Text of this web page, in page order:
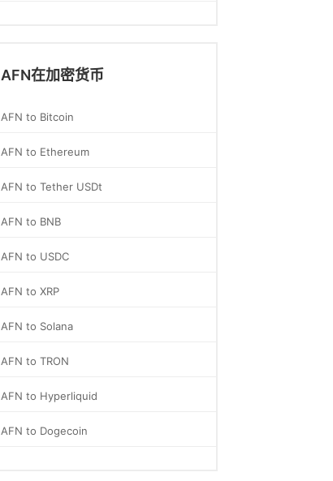
AFN在加密货币
AFN to Bitcoin
AFN to Ethereum
AFN to Tether USDt
AFN to BNB
AFN to USDC
AFN to XRP
AFN to Solana
AFN to TRON
AFN to Hyperliquid
AFN to Dogecoin